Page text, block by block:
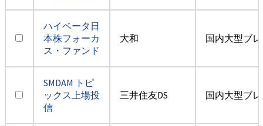
ハイベータ日
本株フォーカ
ス・ファンド
大和 国内大型ブ
SMDAM トピ
ックス上場投
信
三井住友DS 国内大型ブ